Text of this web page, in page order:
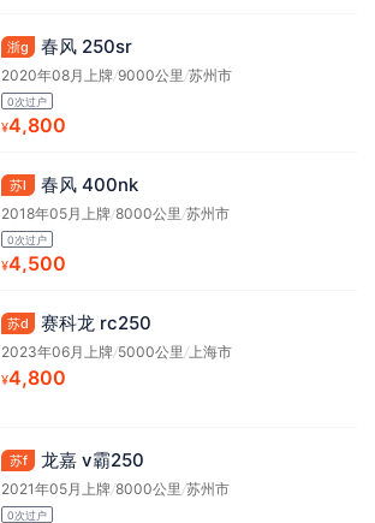
浙g 春风 250sr
2020年08月上牌/9000公里 /苏州市
0次过户
¥4,800
苏l 春风 400nk
2018年05月上牌/8000公里 /苏州市
0次过户
¥4,500
苏d 赛科龙 rc250
2023年06月上牌/5000公里 /上海市
¥4,800
苏f 龙嘉 v霸250
2021年05月上牌/8000公里 /苏州市
0次过户